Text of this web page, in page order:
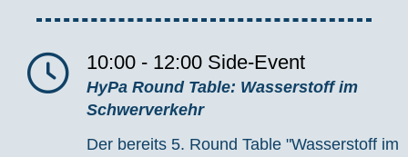
10:00 - 12:00 Side-Event
HyPa Round Table: Wasserstoff im
Schwerverkehr
Der bereits 5. Round Table "Wasserstoff im